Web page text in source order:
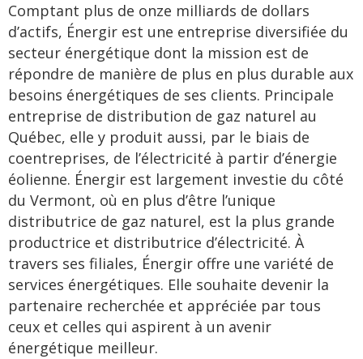
Comptant plus de onze milliards de dollars
d’actifs, Énergir est une entreprise diversifiée du
secteur énergétique dont la mission est de
répondre de manière de plus en plus durable aux
besoins énergétiques de ses clients. Principale
entreprise de distribution de gaz naturel au
Québec, elle y produit aussi, par le biais de
coentreprises, de l’électricité à partir d’énergie
éolienne. Énergir est largement investie du côté
du Vermont, où en plus d’être l’unique
distributrice de gaz naturel, est la plus grande
productrice et distributrice d’électricité. À
travers ses filiales, Énergir offre une variété de
services énergétiques. Elle souhaite devenir la
partenaire recherchée et appréciée par tous
ceux et celles qui aspirent à un avenir
énergétique meilleur.